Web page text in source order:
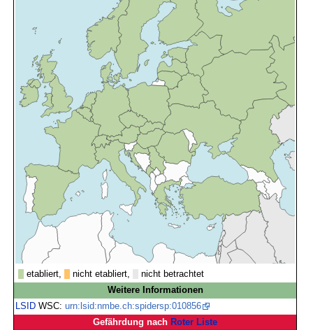
etabliert, nicht etabliert,
nicht betrachtet
Weitere Informationen
LSID WSC:urn:lsid:nmbe.ch:spidersp:010856
Gefährdung nach Roter Liste